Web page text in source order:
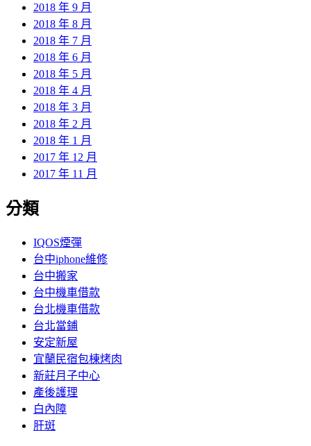
2018 年 9 月
2018 年 8 月
2018 年 7 月
2018 年 6 月
2018 年 5 月
2018 年 4 月
2018 年 3 月
2018 年 2 月
2018 年 1 月
2017 年 12 月
2017 年 11 月
分類
IQOS煙彈
台中iphone維修
台中搬家
台中機車借款
台北機車借款
台北當鋪
安定新屋
宜蘭民宿包棟烤肉
新莊月子中心
產後護理
白內障
肝斑